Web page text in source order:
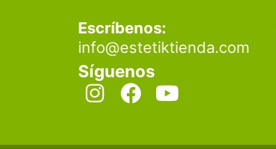
Escríbenos:
info@estetiktienda.com
Síguenos
I
n
F
a
Y
o